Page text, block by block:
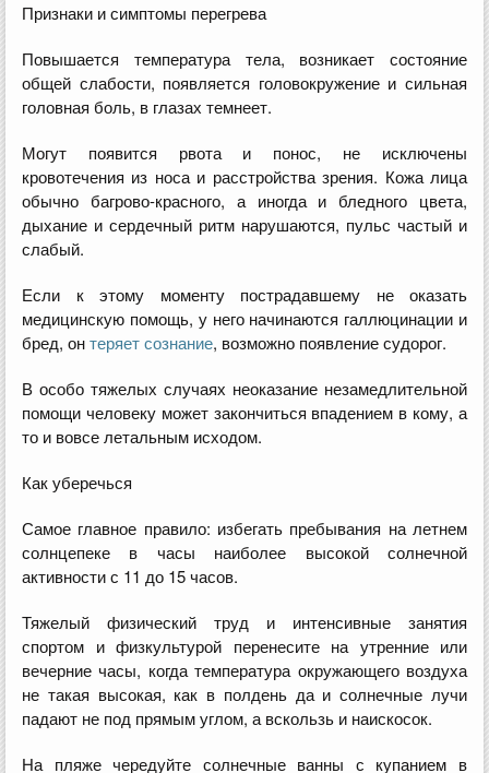
Признаки и симптомы перегрева
Повышается температура тела, возникает состояние
общей слабости, появляется головокружение и сильная
головная боль, в глазах темнеет.
Могут появится рвота и понос, не исключены
кровотечения из носа и расстройства зрения. Кожа лица
обычно багрово-красного, а иногда и бледного цвета,
дыхание и сердечный ритм нарушаются, пульс частый и
слабый.
Если к этому моменту пострадавшему не оказать
медицинскую помощь, у него начинаются галлюцинации и
бред, онтеряет сознание, возможно появление судорог.
В особо тяжелых случаях неоказание незамедлительной
помощи человеку может закончиться впадением в кому, а
то и вовсе летальным исходом.
Как уберечься
Самое главное правило: избегать пребывания на летнем
солнцепеке в часы наиболее высокой солнечной
активности с 11 до 15 часов.
Тяжелый физический труд и интенсивные занятия
спортом и физкультурой перенесите на утренние или
вечерние часы, когда температура окружающего воздуха
не такая высокая, как в полдень да и солнечные лучи
падают не под прямым углом, а вскользь и наискосок.
На пляже чередуйте солнечные ванны с купанием в